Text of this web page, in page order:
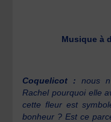
Musique à
Coquelicot : nous
Rachel pourquoi elle
cette fleur est
bonheur ? Est ce